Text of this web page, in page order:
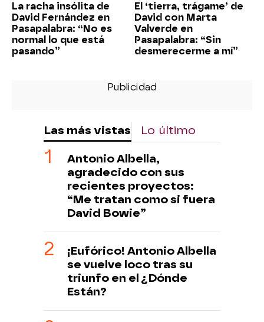
La racha insólita de
David Fernández en
Pasapalabra: “No es
normal lo que está
pasando”
El ‘tierra, trágame’ de
David con Marta
Valverde en
Pasapalabra: “Sin
desmerecerme a mí”
Las más vistas Lo último
Antonio Albella,
agradecido con sus
recientes proyectos:
“Me tratan como si fuera
David Bowie”
¡Eufórico! Antonio Albella
se vuelve loco tras su
triunfo en el ¿Dónde
Están?